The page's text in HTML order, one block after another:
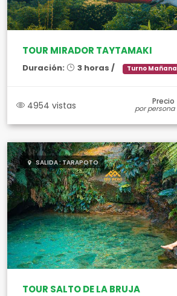
TOUR MIRADOR TAYTAMAKI
Duración: 3 horas / Turno Mañana
4954 vistas Precio
por persona
SALIDA : TARAPOTO
TOUR SALTO DE LA BRUJA